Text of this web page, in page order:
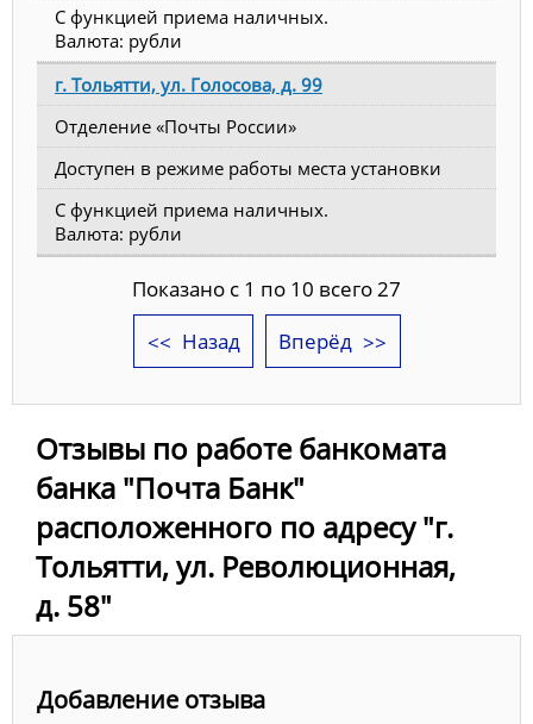
С функцией приема наличных.
Валюта: рубли
г. Тольятти, ул. Голосова, д. 99
Отделение «Почты России»
Доступен в режиме работы места установки
С функцией приема наличных.
Валюта: рубли
Показано с 1 по 10 всего 27
Назад
Вперёд
Отзывы по работе банкомата
банка "Почта Банк"
расположенного по адресу "г.
Тольятти, ул. Революционная,
д. 58"
Добавление отзыва